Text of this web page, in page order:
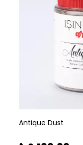
Antique Dust